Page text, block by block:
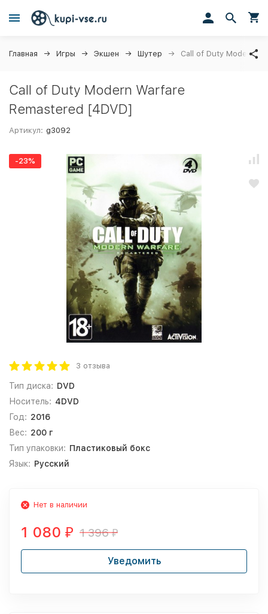
Главная Игры Экшен Шутер Call of Duty Modern
Call of Duty Modern Warfare
Remastered [4DVD]
Артикул: g3092
-23%
3 отзыва
Тип диска: DVD
Носитель: 4DVD
Год: 2016
Вес: 200 г
Тип упаковки: Пластиковый бокс
Язык: Русский
Нет в наличии
1 080 ₽ 1 396₽
Уведомить